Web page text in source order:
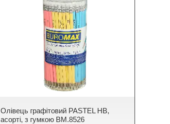
Олівець графітовий PASTEL HB,
асорті, з гумкою BM.8526